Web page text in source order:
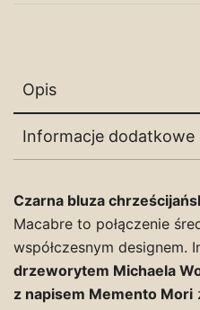
Opis
Informacje dodatkowe
Czarna bluza
Macabre to połączenie
współczesnym designem.
drzeworytem Michaela
z napisem Memento Mori